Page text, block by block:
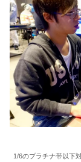
1/6のプラチナ帯以下